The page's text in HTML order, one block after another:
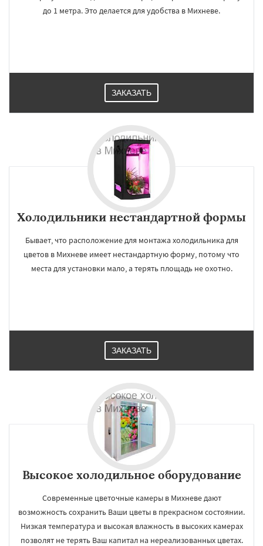
до 1 метра. Это делается для удобства в Михневе.
ЗАКАЗАТЬ
Холодильники нестандартной формы
Бывает, что расположение для монтажа холодильника для
цветов в Михневе имеет нестандартную форму, потому что
места для установки мало, а терять площадь не охотно.
ЗАКАЗАТЬ
Высокое холодильное оборудование
Современные цветочные камеры в Михневе дают
возможность сохранить Ваши цветы в прекрасном состоянии.
Низкая температура и высокая влажность в высоких камерах
позволят не терять Ваш капитал на нереализованных цветах.